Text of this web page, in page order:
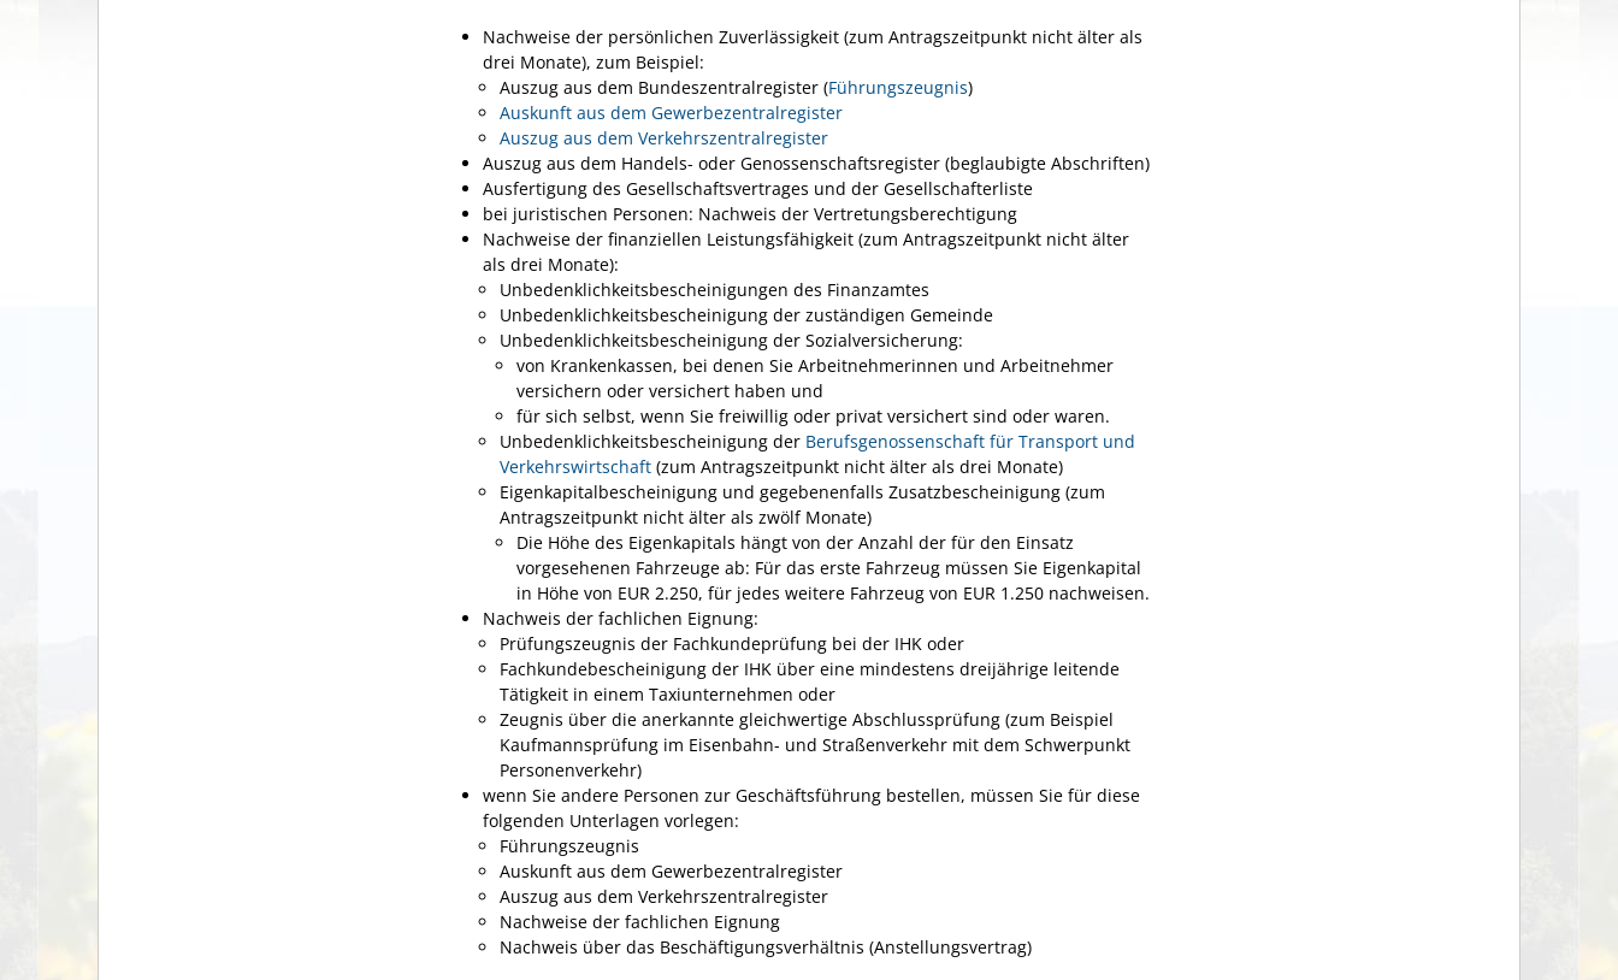
Nachweise der persönlichen Zuverlässigkeit (zum Antragszeitpunkt nicht älter als
drei Monate), zum Beispiel:
Auszug aus dem Bundeszentralregister (Führungszeugnis)
Auskunft aus dem Gewerbezentralregister
Auszug aus dem Verkehrszentralregister
Auszug aus dem Handels- oder Genossenschaftsregister (beglaubigte Abschriften)
Ausfertigung des Gesellschaftsvertrages und der Gesellschafterliste
bei juristischen Personen: Nachweis der Vertretungsberechtigung
Nachweise der finanziellen Leistungsfähigkeit (zum Antragszeitpunkt nicht älter
als drei Monate):
Unbedenklichkeitsbescheinigungen des Finanzamtes
Unbedenklichkeitsbescheinigung der zuständigen Gemeinde
Unbedenklichkeitsbescheinigung der Sozialversicherung:
von Krankenkassen, bei denen Sie Arbeitnehmerinnen und Arbeitnehmer
versichern oder versichert haben und
für sich selbst, wenn Sie freiwillig oder privat versichert sind oder waren.
Unbedenklichkeitsbescheinigung der Berufsgenossenschaft für Transport und
Verkehrswirtschaft (zum Antragszeitpunkt nicht älter als drei Monate)
Eigenkapitalbescheinigung und gegebenenfalls Zusatzbescheinigung (zum
Antragszeitpunkt nicht älter als zwölf Monate)
Die Höhe des Eigenkapitals hängt von der Anzahl der für den Einsatz
vorgesehenen Fahrzeuge ab: Für das erste Fahrzeug müssen Sie Eigenkapital
in Höhe von EUR 2.250, für jedes weitere Fahrzeug von EUR 1.250 nachweisen.
Nachweis der fachlichen Eignung:
Prüfungszeugnis der Fachkundeprüfung bei der IHK oder
Fachkundebescheinigung der IHK über eine mindestens dreijährige leitende
Tätigkeit in einem Taxiunternehmen oder
Zeugnis über die anerkannte gleichwertige Abschlussprüfung (zum Beispiel
Kaufmannsprüfung im Eisenbahn- und Straßenverkehr mit dem Schwerpunkt
Personenverkehr)
wenn Sie andere Personen zur Geschäftsführung bestellen, müssen Sie für diese
folgenden Unterlagen vorlegen:
Führungszeugnis
Auskunft aus dem Gewerbezentralregister
Auszug aus dem Verkehrszentralregister
Nachweise der fachlichen Eignung
Nachweis über das Beschäftigungsverhältnis (Anstellungsvertrag)